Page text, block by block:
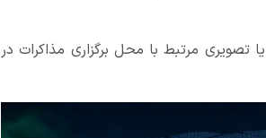
تصویری مرتبط با محل برگزاری مذاکرات در